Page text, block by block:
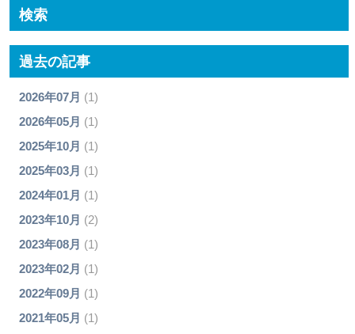
検索
過去の記事
2026年07月 (1)
2026年05月 (1)
2025年10月 (1)
2025年03月 (1)
2024年01月 (1)
2023年10月 (2)
2023年08月 (1)
2023年02月 (1)
2022年09月 (1)
2021年05月 (1)